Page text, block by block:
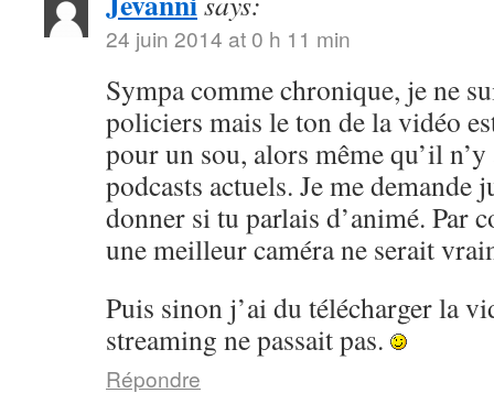
24 juin 2014 at 0 h 11 min
Sympa comme chronique, je ne
policiers mais le ton de la vidéo
pour un sou, alors même qu’il
podcasts actuels. Je me demande
donner si tu parlais d’animé. Par
une meilleur caméra ne serait
Puis sinon j’ai du télécharger la
streaming ne passait pas.
Répondre